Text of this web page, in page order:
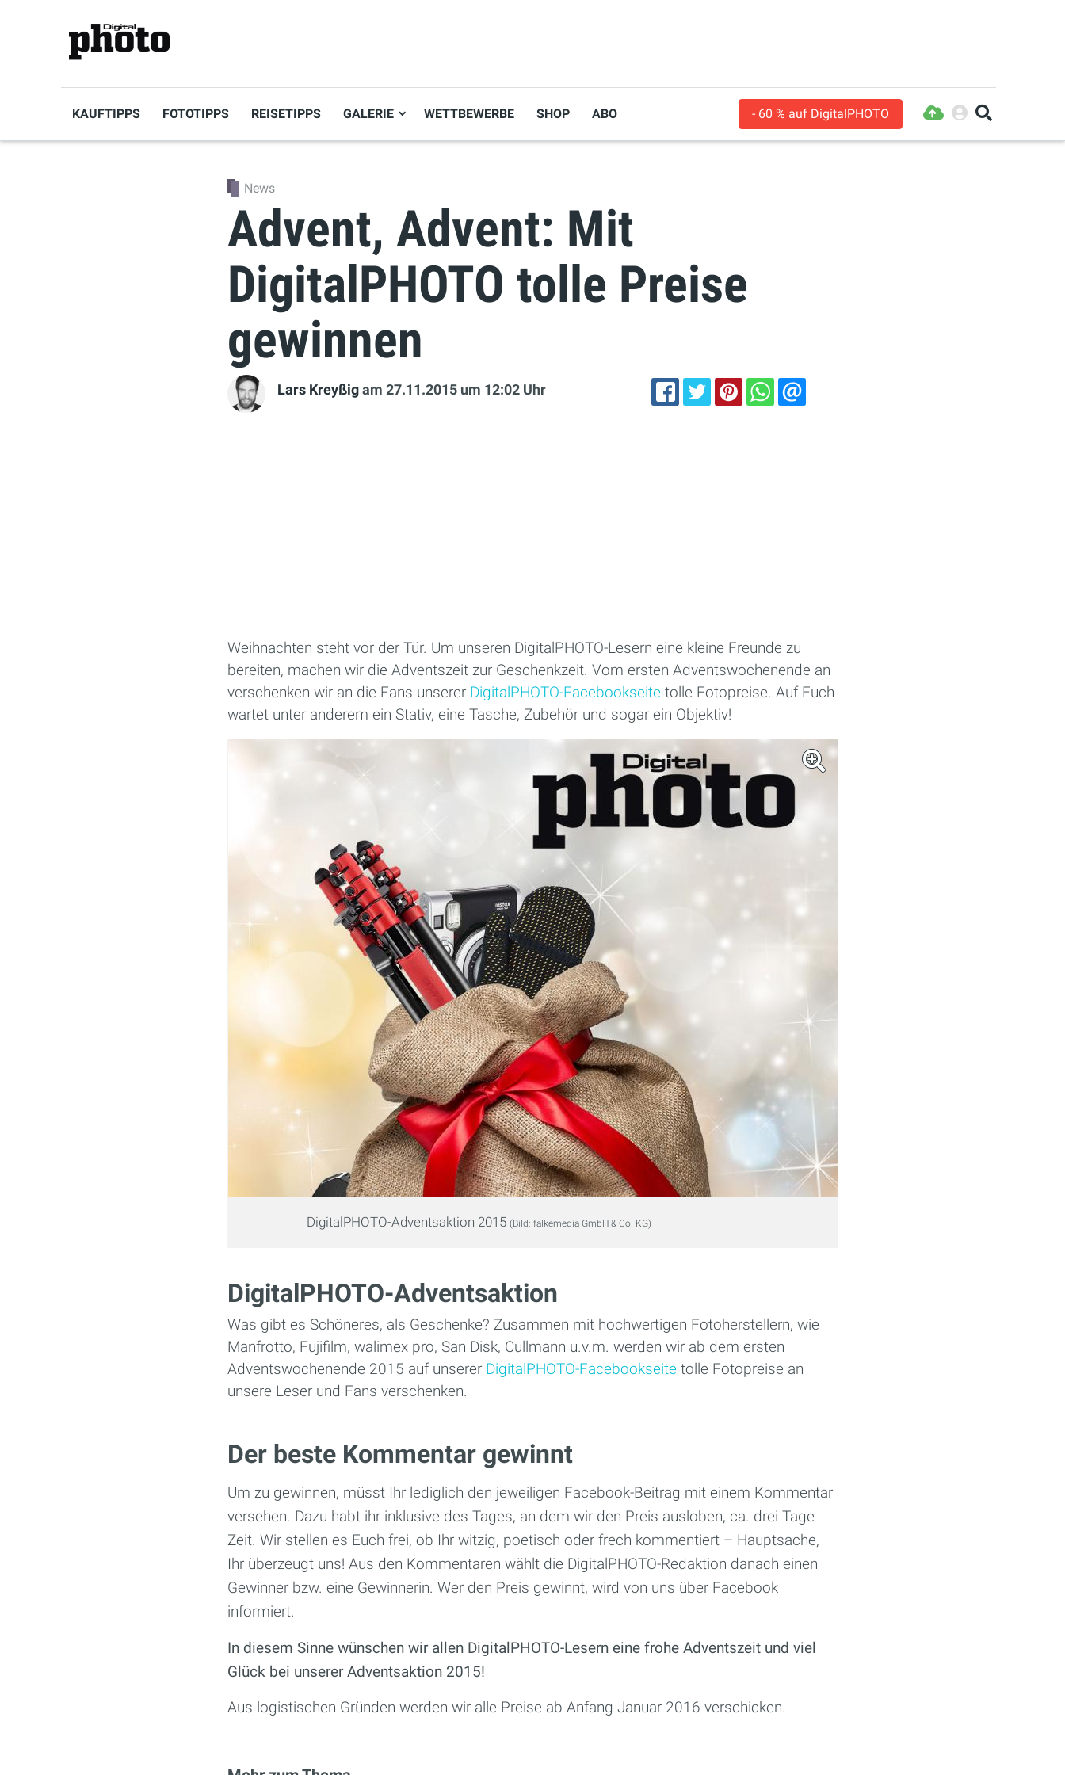
KAUFTIPPS FOTOTIPPS REISETIPPS GALERIE WETTBEWERBE SHOP ABO - 60 % auf DigitalPHOTO
News
Advent, Advent: Mit
DigitalPHOTO tolle Preise
gewinnen
Lars Kreyßig am 27.11.2015 um 12:02 Uhr
Weihnachten steht vor der Tür. Um unseren DigitalPHOTO-Lesern eine kleine Freunde zu
bereiten, machen wir die Adventszeit zur Geschenkzeit. Vom ersten Adventswochenende an
verschenken wir an die Fans unserer DigitalPHOTO-Facebookseite tolle Fotopreise. Auf Euch
wartet unter anderem ein Stativ, eine Tasche, Zubehör und sogar ein Objektiv!
DigitalPHOTO-Adventsaktion 2015 (Bild: falkemedia GmbH & Co. KG)
DigitalPHOTO-Adventsaktion
Was gibt es Schöneres, als Geschenke? Zusammen mit hochwertigen Fotoherstellern, wie
Manfrotto, Fujifilm, walimex pro, San Disk, Cullmann u.v.m. werden wir ab dem ersten
Adventswochenende 2015 auf unserer DigitalPHOTO-Facebookseite tolle Fotopreise an
unsere Leser und Fans verschenken.
Der beste Kommentar gewinnt
Um zu gewinnen, müsst Ihr lediglich den jeweiligen Facebook-Beitrag mit einem Kommentar
versehen. Dazu habt ihr inklusive des Tages, an dem wir den Preis ausloben, ca. drei Tage
Zeit. Wir stellen es Euch frei, ob Ihr witzig, poetisch oder frech kommentiert – Hauptsache,
Ihr überzeugt uns! Aus den Kommentaren wählt die DigitalPHOTO-Redaktion danach einen
Gewinner bzw. eine Gewinnerin. Wer den Preis gewinnt, wird von uns über Facebook
informiert.
In diesem Sinne wünschen wir allen DigitalPHOTO-Lesern eine frohe Adventszeit und viel
Glück bei unserer Adventsaktion 2015!
Aus logistischen Gründen werden wir alle Preise ab Anfang Januar 2016 verschicken.